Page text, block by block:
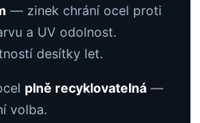
— zinek chrání ocel proti
a UV odolnost.
desítky let.
plně recyklovatelná —
volba.